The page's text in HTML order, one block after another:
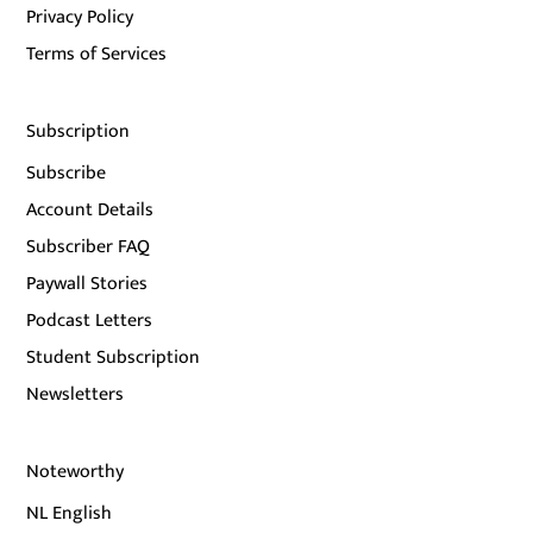
Privacy Policy
Terms of Services
Subscription
Subscribe
Account Details
Subscriber FAQ
Paywall Stories
Podcast Letters
Student Subscription
Newsletters
Noteworthy
NL English